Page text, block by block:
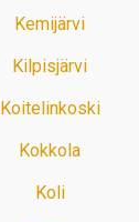
Kemijärvi
Kilpisjärvi
Koitelinkoski
Kokkola
Koli